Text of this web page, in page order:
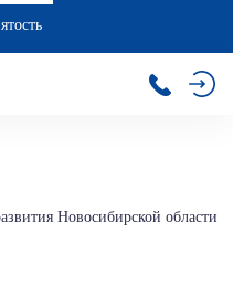
Новосибирской области